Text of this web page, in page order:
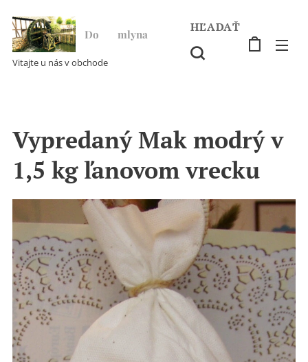
Do ♥ mlyna
Vitajte u nás v obchode
HĽADAŤ
Vypredaný Mak modrý v
1,5 kg ľanovom vrecku